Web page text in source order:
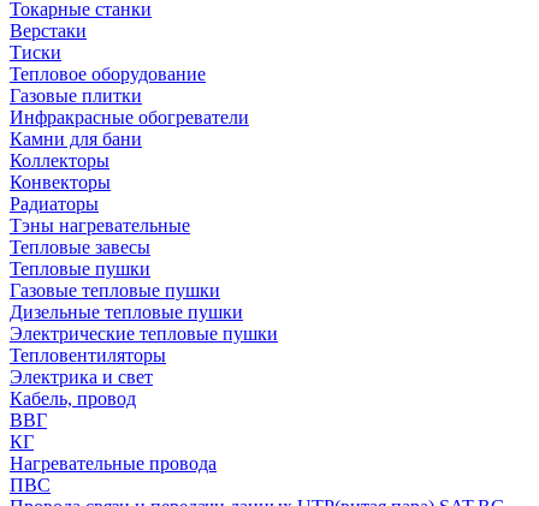
Токарные станки
Верстаки
Тиски
Тепловое оборудование
Газовые плитки
Инфракрасные обогреватели
Камни для бани
Коллекторы
Конвекторы
Радиаторы
Тэны нагревательные
Тепловые завесы
Тепловые пушки
Газовые тепловые пушки
Дизельные тепловые пушки
Электрические тепловые пушки
Тепловентиляторы
Электрика и свет
Кабель, провод
ВВГ
КГ
Нагревательные провода
ПВС